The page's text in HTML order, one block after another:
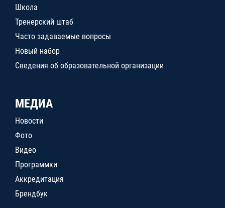
Школа
Тренерский штаб
Часто задаваемые вопросы
Новый набор
Сведения об образовательной организации
МЕДИА
Новости
Фото
Видео
Программки
Аккредитация
Брендбук